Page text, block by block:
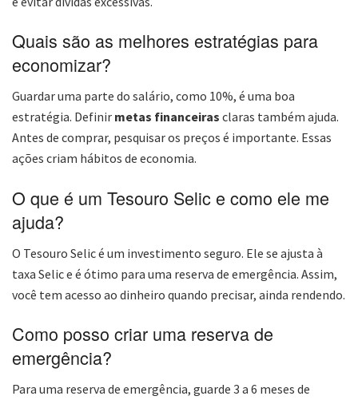
Quais são as melhores estratégias para
economizar?
Guardar uma parte do salário, como 10%, é uma boa
estratégia. Definir metas financeiras claras também ajuda.
Antes de comprar, pesquisar os preços é importante. Essas
ações criam hábitos de economia.
O que é um Tesouro Selic e como ele me
ajuda?
O Tesouro Selic é um investimento seguro. Ele se ajusta à
taxa Selic e é ótimo para uma reserva de emergência. Assim,
você tem acesso ao dinheiro quando precisar, ainda rendendo.
Como posso criar uma reserva de
emergência?
Para uma reserva de emergência, guarde 3 a 6 meses de